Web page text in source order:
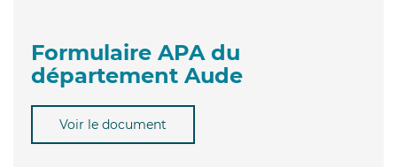
Formulaire APA du
département Aude
Voir le document